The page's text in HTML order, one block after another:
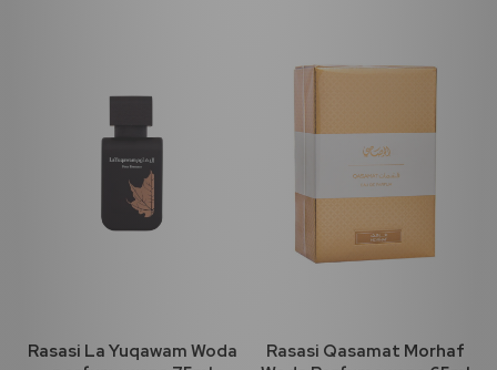
Rasasi La Yuqawam Woda
Rasasi Qasamat Morhaf